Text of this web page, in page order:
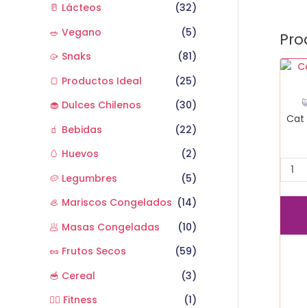
🥛 Lácteos
(32)
🥗 Vegano
(5)
🥠 Snaks
(81)
🍞 Productos Ideal
(25)
🧁 Dulces Chilenos
(30)
🧃 Bebidas
(22)
🥚 Huevos
(2)
🥔 Legumbres
(5)
🦪 Mariscos Congelados (14)
🥟 Masas Congeladas
(10)
🥜 Frutos Secos
(59)
🥣 Cereal
(3)
🏋️‍♂️ Fitness
(1)
Cat
Cat
Deli
gr